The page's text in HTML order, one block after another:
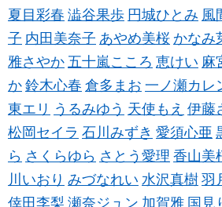
夏目彩春 澁谷果歩 円城ひとみ 風
子 内田美奈子 あやめ美桜 かなみ
雅さやか 五十嵐こころ 恵けい 麻
か 鈴木心春 倉多まお 一ノ瀬カレ
東エリ うるみゆう 天使もえ 伊藤
松岡セイラ 石川みずき 愛須心亜
ら さくらゆら さとう愛理 香山美
川いおり みづなれい 水沢真樹 羽
倖田李梨 瀬奈ジュン 加賀雅 国見